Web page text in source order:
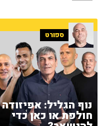
ספורט
נוף הגליל: אפיזודה
חולפת או כאן כדי